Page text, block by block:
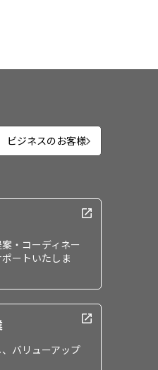
ビジネスのお客様
・コーディネー
ートいたしま
バリューアップ